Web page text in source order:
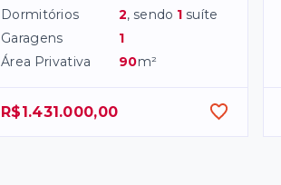
Dormitórios 2, sendo 1 suíte
Garagens
1
Área Privativa
90m²
R$1.431.000,00